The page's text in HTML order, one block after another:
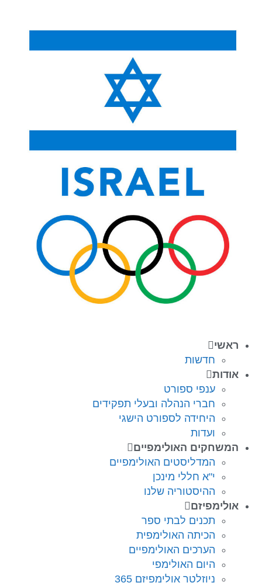
ראשי
חדשות
אודות
ענפי ספורט
חברי הנהלה ובעלי תפקידים
היחידה לספורט הישגי
ועדות
המשחקים האולימפיים
המדליסטים האולימפיים
י"א חללי מינכן
ההיסטוריה שלנו
אולימפיזם
תכנים לבתי ספר
הכיתה האולימפית
הערכים האולימפיים
היום האולימפי
ניוזלטר אולימפיזם 365